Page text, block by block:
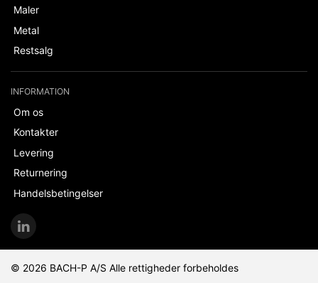
Maler
Metal
Restsalg
INFORMATION
Om os
Kontakter
Levering
Returnering
Handelsbetingelser
© 2026 BACH-P A/S Alle rettigheder forbeholdes